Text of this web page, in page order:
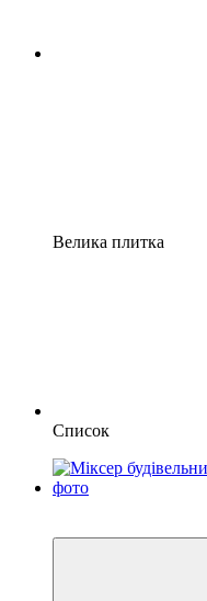
Велика плитка
Список